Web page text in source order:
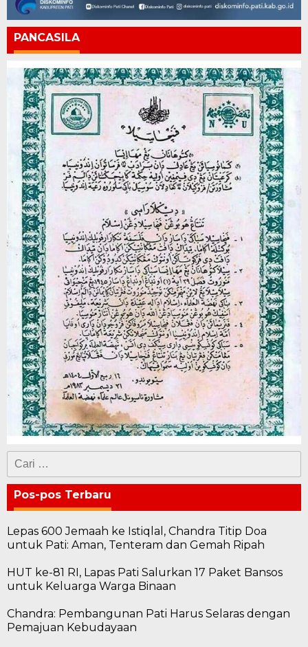
PANCASILA
Cari
untuk:
Pos-pos Terbaru
Lepas 600 Jemaah ke Istiqlal, Chandra Titip Doa
untuk Pati: Aman, Tenteram dan Gemah Ripah
HUT ke-81 RI, Lapas Pati Salurkan 17 Paket Bansos
untuk Keluarga Warga Binaan
Chandra: Pembangunan Pati Harus Selaras dengan
Pemajuan Kebudayaan